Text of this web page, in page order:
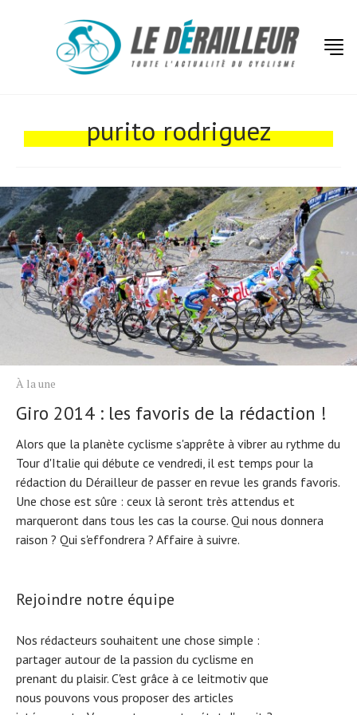
purito rodriguez
À la une
Giro 2014 : les favoris de la rédaction !
Alors que la planète cyclisme s'apprête à vibrer au rythme du
Tour d'Italie qui débute ce vendredi, il est temps pour la
rédaction du Dérailleur de passer en revue les grands favoris.
Une chose est sûre : ceux là seront très attendus et
marqueront dans tous les cas la course. Qui nous donnera
raison ? Qui s'effondrera ? Affaire à suivre.
Rejoindre notre équipe
Nos rédacteurs souhaitent une chose simple :
partager autour de la passion du cyclisme en
prenant du plaisir. C'est grâce à ce leitmotiv que
nous pouvons vous proposer des articles
Tests de produits
Tendances
Tous nos articles
À propos